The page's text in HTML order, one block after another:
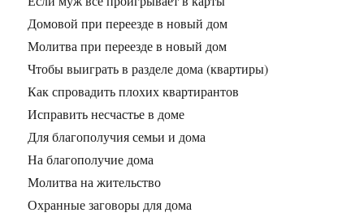
Домовой при переезде в новый дом
Молитва при переезде в новый дом
Чтобы выиграть в разделе дома (квартиры)
Как спровадить плохих квартирантов
Исправить несчастье в доме
Для благополучия семьи и дома
На благополучие дома
Молитва на жительство
Охранные заговоры для дома